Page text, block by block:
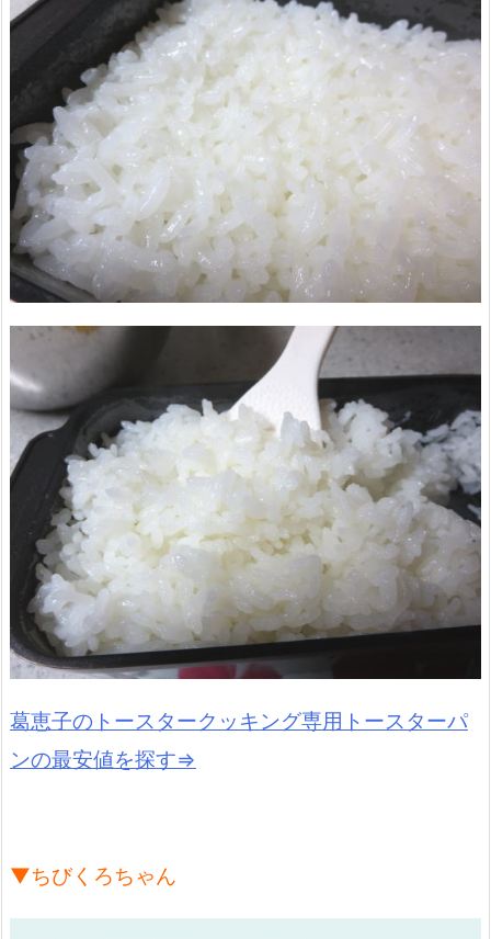
葛恵子のトースタークッキング専用トースターパ
ンの最安値を探す⇒
▼ちびくろちゃん